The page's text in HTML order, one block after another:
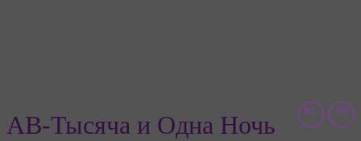
АВ-Тысяча и Одна Ночь